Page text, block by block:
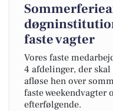
faste vagter
Vores faste
4 afdelinger, der
afløse hen over
faste
efterfølgende.